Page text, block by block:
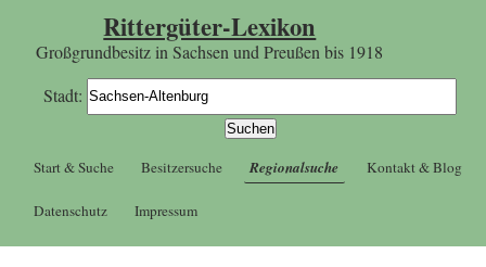
Rittergüter-Lexikon
Großgrundbesitz in Sachsen und Preußen bis 1918
Stadt:
Start & Suche Besitzersuche Regionalsuche Kontakt & Blog
Datenschutz Impressum